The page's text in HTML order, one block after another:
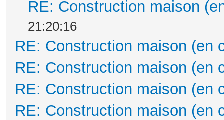
RE: Construction maison
21:20:16
RE: Construction maison (en
RE: Construction maison (en
RE: Construction maison (en
RE: Construction maison (en